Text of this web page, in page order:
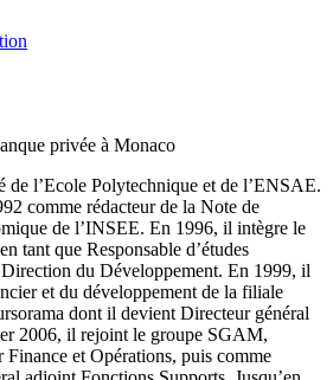
privée à Monaco
l’Ecole Polytechnique et de l’ENSAE.
comme rédacteur de la Note de
de l’INSEE. En 1996, il intègre le
tant que Responsable d’études
Direction du Développement. En 1999, il
et du développement de la filiale
dont il devient Directeur général
2006, il rejoint le groupe SGAM,
Finance et Opérations, puis comme